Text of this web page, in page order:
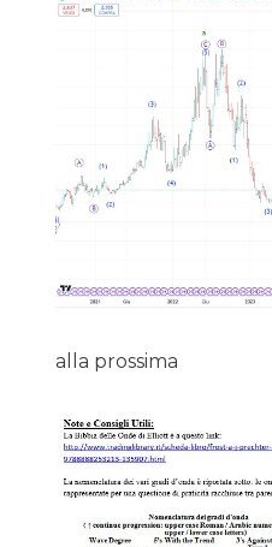
alla prossima